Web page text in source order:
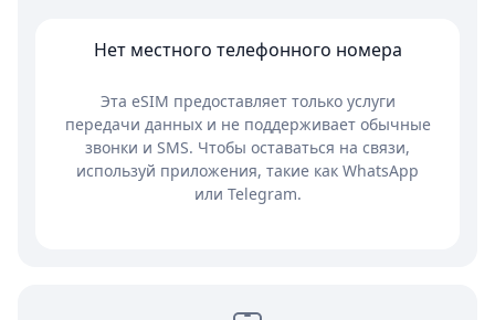
Нет местного телефонного номера
Эта eSIM предоставляет только услуги
передачи данных и не поддерживает обычные
звонки и SMS. Чтобы оставаться на связи,
используй приложения, такие как WhatsApp
или Telegram.